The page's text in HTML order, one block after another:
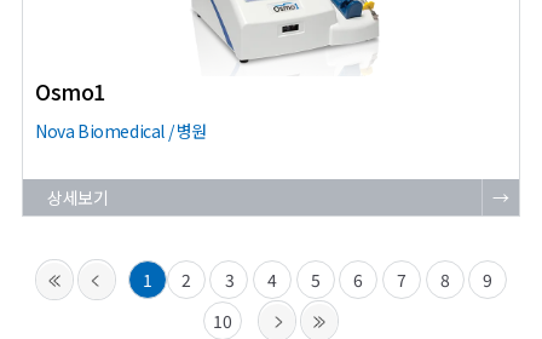
Osmo1
Nova Biomedical / 병원
상세보기 →
1 2 3 4 5 6 7 8
9
10